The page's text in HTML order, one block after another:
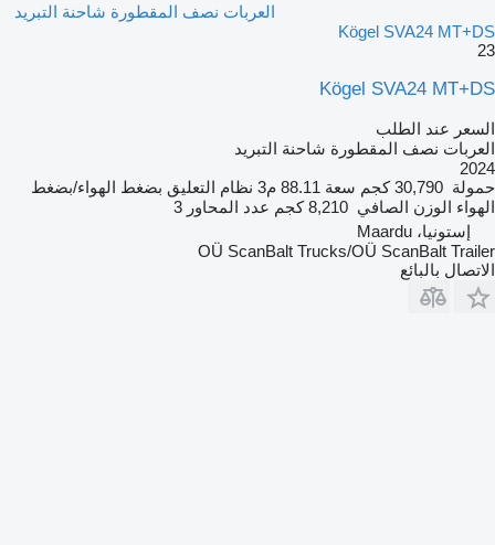
العربات نصف المقطورة شاحنة التبريد
Kögel SVA24 MT+DS
23
Kögel SVA24 MT+DS
السعر عند الطلب
العربات نصف المقطورة شاحنة التبريد
2024
حمولة 30,790 كجم سعة 88.11 م3 نظام التعليق بضغط الهواء/بضغط
الهواء الوزن الصافي 8,210 كجم عدد المحاور 3
إستونيا، Maardu
OÜ ScanBalt Trucks/OÜ ScanBalt Trailer
الاتصال بالبائع